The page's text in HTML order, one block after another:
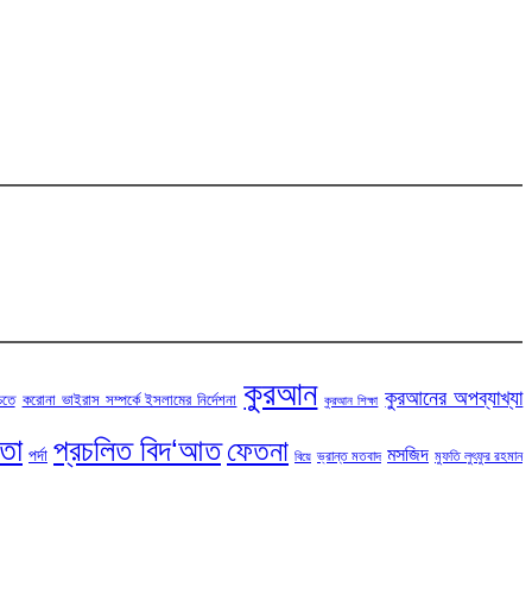
করোনা ভাইরাস সম্পর্কে ইসলামের নির্দেশনা কুরআন কুরআন শিক্ষা কুরআনের অপব্যাখ্যা
পর্দা প্রচলিত বিদ‘আত ফেতনা বিয়ে ভ্রান্ত মতবাদ মসজিদ মুফতি লুৎফুর রহমান